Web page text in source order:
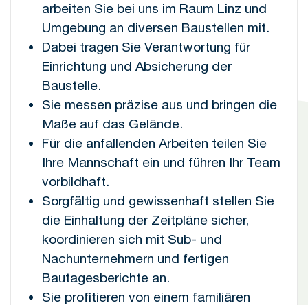
arbeiten Sie bei uns im Raum Linz und
Umgebung an diversen Baustellen mit.
Dabei tragen Sie Verantwortung für
Einrichtung und Absicherung der
Baustelle.
Sie messen präzise aus und bringen die
Maße auf das Gelände.
Für die anfallenden Arbeiten teilen Sie
Ihre Mannschaft ein und führen Ihr Team
vorbildhaft.
Sorgfältig und gewissenhaft stellen Sie
die Einhaltung der Zeitpläne sicher,
koordinieren sich mit Sub- und
Nachunternehmern und fertigen
Bautagesberichte an.
Sie profitieren von einem familiären